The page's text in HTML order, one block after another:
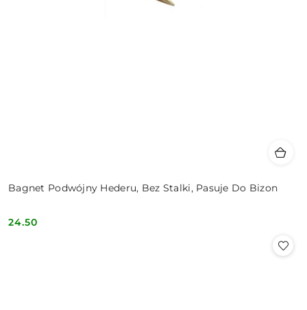
Bagnet Podwójny Hederu, Bez Stalki, Pasuje Do Bizon
Cena:
24.50